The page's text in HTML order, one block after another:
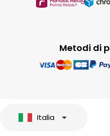
Metodi di
Italia